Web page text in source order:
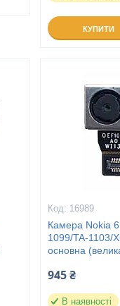
КУПИТИ
16989
Камера Nokia
1099/TA-1103/
основна
945 ₴
В наявності